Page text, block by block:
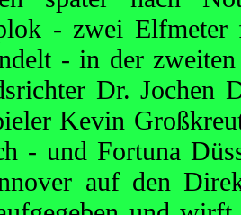
- zwei
- in der
Dr. Jochen
Kevin
- und Fortuna
auf den